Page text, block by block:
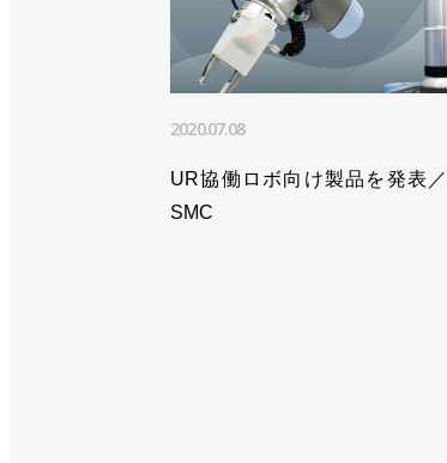
2020.07.08
UR協働ロボ向け製品を発表／
SMC